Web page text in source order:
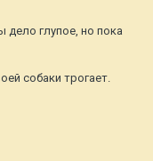
дело глупое, но пока
собаки трогает.